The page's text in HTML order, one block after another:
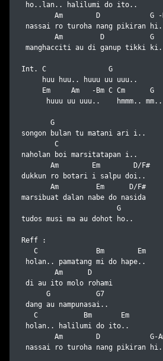
ho..lan.. halilumi do ito..
Am        D            G
nassai ro turoha nang pikiran
        Am         D           G
manghacciti au di ganup tikki
Int. C               G
     huu huu.. huuu uu uuu..
     Em     Am   -Bm C Cm      G
      huuu uu uuu..    hmmm.. mm..
       G
songon bulan tu matani ari i..
        C
naholan boi marsitatapan i..
       Am        Em        D/F#
dukkun ro botari i salpu doi..
       Am         Em      D/F#
marsibuat dalan nabe do nasida
                       G
tudos musi ma au dohot ho..
Reff :
   C              Bm        Em
holan.. pamatang mi do hape..
        Am      D
di au ito molo rohami
      G           G7
dang au nampunasai..
   C           Bm       Em
holan.. halilumi do ito..
Am        D            G-
nassai ro turoha nang pikiran